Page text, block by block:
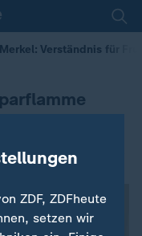
Merkel: Verständnis für
ZDF, ZDFheute
setzen wir